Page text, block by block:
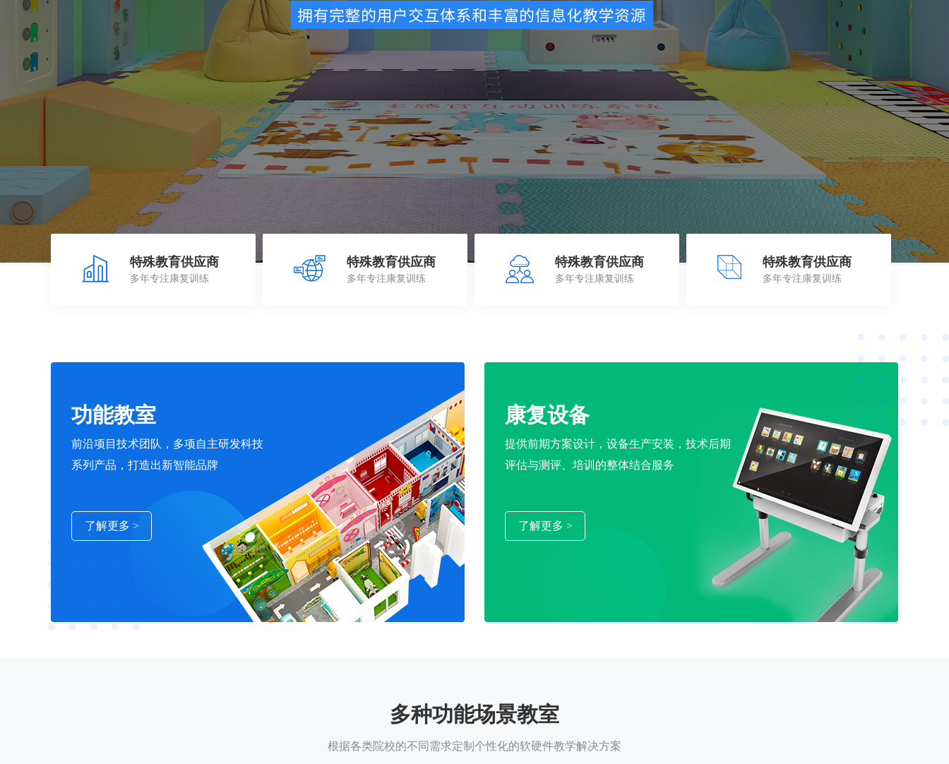
特殊教育供应商
多年专注康复训练
特殊教育供应商
多年专注康复训练
特殊教育供应商
多年专注康复训练
特殊教育供应商
多年专注康复训练
功能教室
前沿项目技术团队，多项自主研发科技
系列产品，打造出新智能品牌
了解更多 >
康复设备
提供前期方案设计，设备生产安装，技术后期
评估与测评、培训的整体结合服务
了解更多 >
多种功能场景教室
根据各类院校的不同需求定制个性化的软硬件教学解决方案